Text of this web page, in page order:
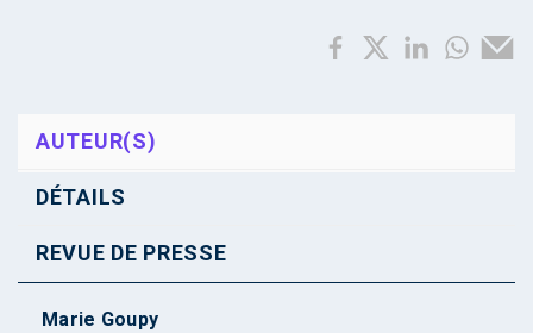
AUTEUR(S)
DÉTAILS
REVUE DE PRESSE
Marie Goupy